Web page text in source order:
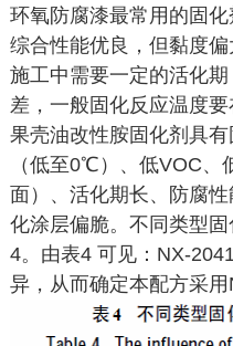
环氧防腐漆最常用的固
综合性能优良，但黏度
施工中需要一定的活化
差，一般固化反应温度
果壳油改性胺固化剂具
（低至0℃）、低VOC、
面）、活化期长、防腐
化涂层偏脆。不同类型
4。由表4 可见：NX-
异，从而确定本配方采用